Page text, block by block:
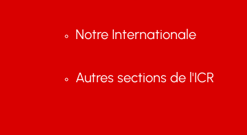
Notre Internationale
Autres sections de l'ICR